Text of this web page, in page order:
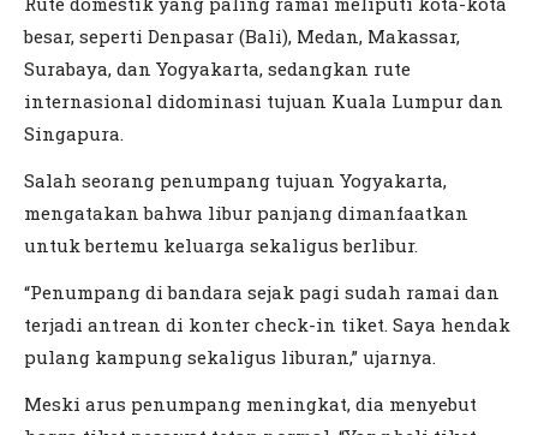
besar, seperti Denpasar (Bali), Medan, Makassar,
Surabaya, dan Yogyakarta, sedangkan rute
internasional didominasi tujuan Kuala Lumpur dan
Singapura.
Salah seorang penumpang tujuan Yogyakarta,
mengatakan bahwa libur panjang dimanfaatkan
untuk bertemu keluarga sekaligus berlibur.
“Penumpang di bandara sejak pagi sudah ramai dan
terjadi antrean di konter check-in tiket. Saya hendak
pulang kampung sekaligus liburan,” ujarnya.
Meski arus penumpang meningkat, dia menyebut